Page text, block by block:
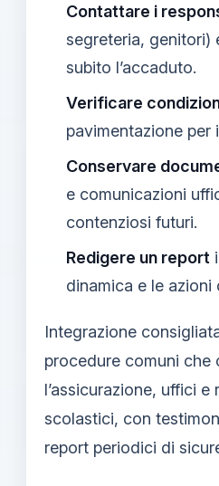
Contattare i
segreteria, genitori)
subito l’accaduto.
Verificare
pavimentazione per
Conservare
e comunicazioni
contenziosi futuri.
Redigere un report
dinamica e le azioni
Integrazione
procedure comuni che
l’assicurazione, uffici e
scolastici, con
report periodici di